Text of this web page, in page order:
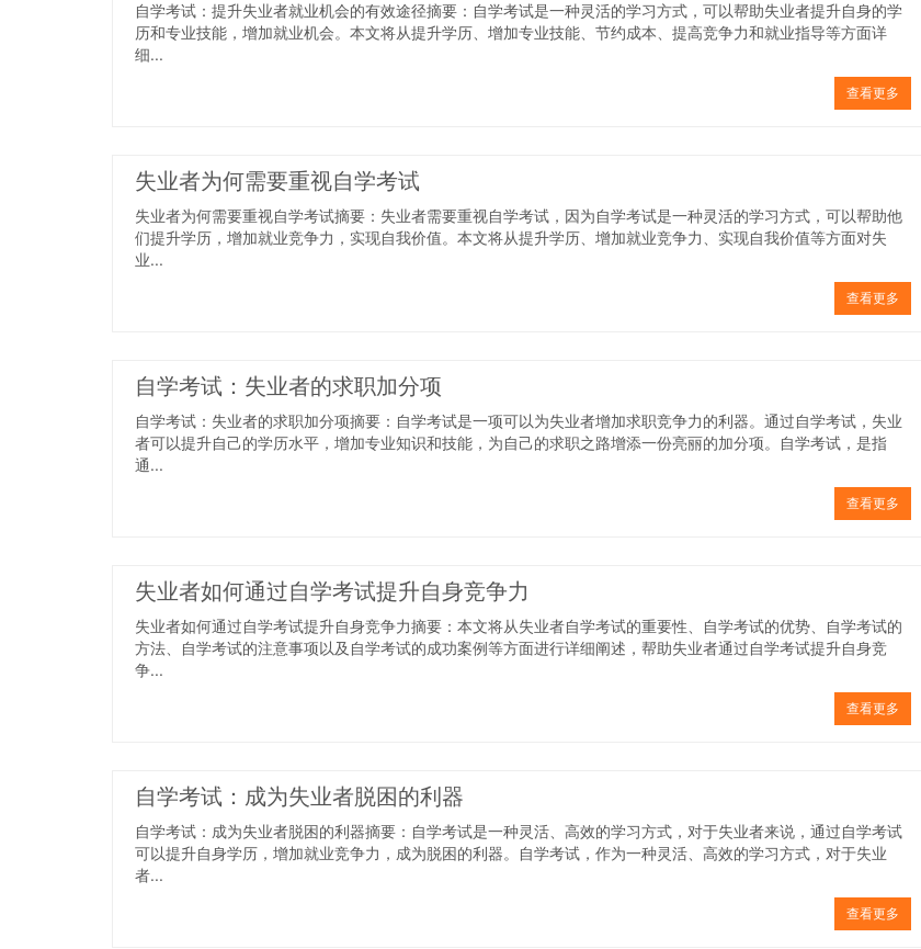
自学考试：提升失业者就业机会的有效途径摘要：自学考试是一种灵活的学习方式，可以帮助失业者提升自身的学
历和专业技能，增加就业机会。本文将从提升学历、增加专业技能、节约成本、提高竞争力和就业指导等方面详
细...
查看更多
失业者为何需要重视自学考试
失业者为何需要重视自学考试摘要：失业者需要重视自学考试，因为自学考试是一种灵活的学习方式，可以帮助他
们提升学历，增加就业竞争力，实现自我价值。本文将从提升学历、增加就业竞争力、实现自我价值等方面对失
业...
查看更多
自学考试：失业者的求职加分项
自学考试：失业者的求职加分项摘要：自学考试是一项可以为失业者增加求职竞争力的利器。通过自学考试，失业
者可以提升自己的学历水平，增加专业知识和技能，为自己的求职之路增添一份亮丽的加分项。自学考试，是指
通...
查看更多
失业者如何通过自学考试提升自身竞争力
失业者如何通过自学考试提升自身竞争力摘要：本文将从失业者自学考试的重要性、自学考试的优势、自学考试的
方法、自学考试的注意事项以及自学考试的成功案例等方面进行详细阐述，帮助失业者通过自学考试提升自身竞
争...
查看更多
自学考试：成为失业者脱困的利器
自学考试：成为失业者脱困的利器摘要：自学考试是一种灵活、高效的学习方式，对于失业者来说，通过自学考试
可以提升自身学历，增加就业竞争力，成为脱困的利器。自学考试，作为一种灵活、高效的学习方式，对于失业
者...
查看更多